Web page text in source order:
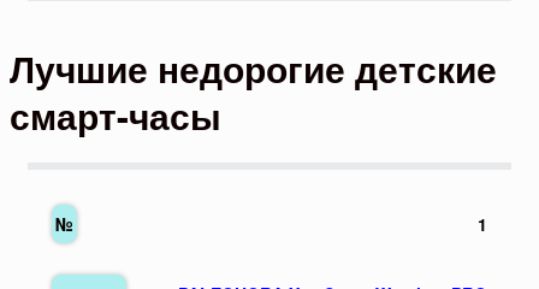
Лучшие недорогие детские
смарт-часы
1